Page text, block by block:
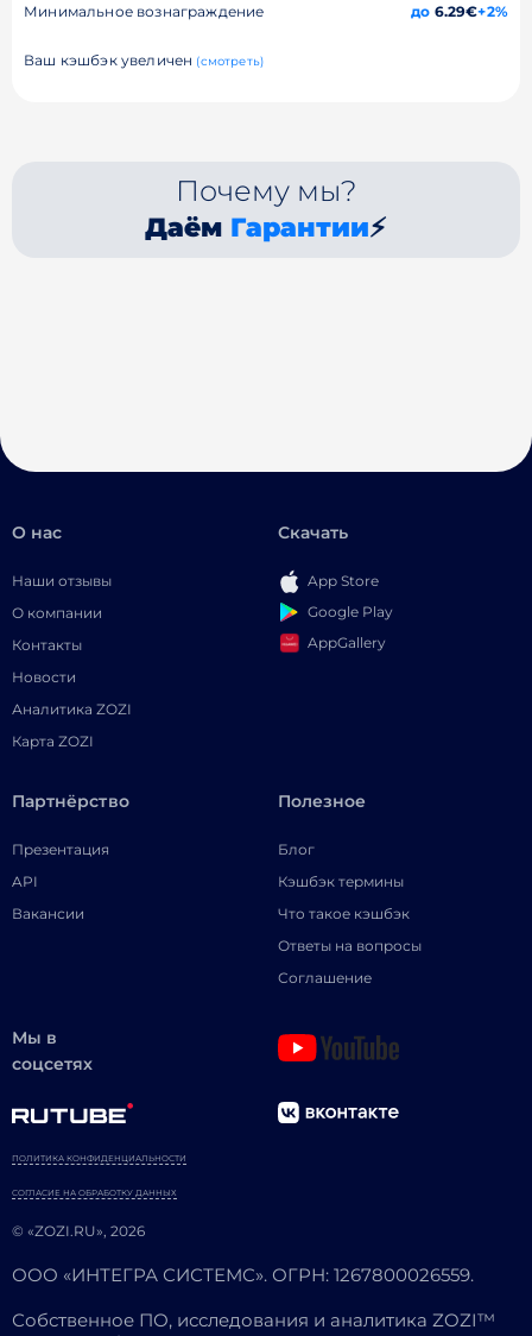
Минимальное вознаграждение до 6.29€+2%
Ваш кэшбэк увеличен (смотреть)
Почему мы?
Даём Гарантии⚡
О нас
Наши отзывы
О компании
Контакты
Новости
Аналитика ZOZI
Карта ZOZI
Скачать
App Store
Google Play
AppGallery
Партнёрство
Презентация
API
Вакансии
Полезное
Блог
Кэшбэк термины
Что такое кэшбэк
Ответы на вопросы
Соглашение
Мы в
соцсетях
© «ZOZI.RU», 2026
ПОЛИТИКА КОНФИДЕНЦИАЛЬНОСТИ
СОГЛАСИЕ НА ОБРАБОТКУ ДАННЫХ
ООО «ИНТЕГРА СИСТЕМС». ОГРН: 1267800026559.
Собственное ПО, исследования и аналитика ZOZI™